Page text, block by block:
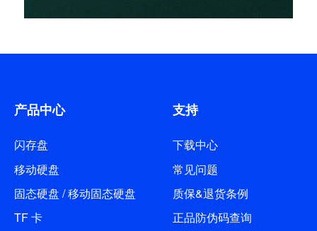
产品中心
闪存盘
移动硬盘
固态硬盘 / 移动固态硬盘
TF 卡
支持
下载中心
常见问题
质保&退货条例
正品防伪码查询